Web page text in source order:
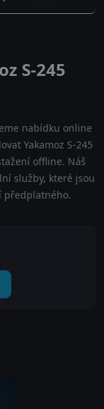
S-245
nabídku online
Yakamoz S-245
offline. Náš
služby, které jsou
předplatného.